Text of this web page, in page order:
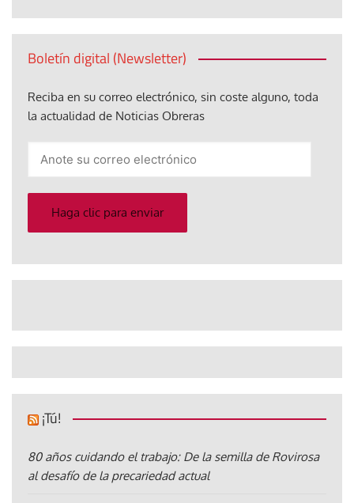
Boletín digital (Newsletter)
Reciba en su correo electrónico, sin coste alguno, toda
la actualidad de Noticias Obreras
electrónico
Haga clic para enviar
¡Tú!
80 años cuidando el trabajo: De la semilla de Rovirosa
al desafío de la precariedad actual